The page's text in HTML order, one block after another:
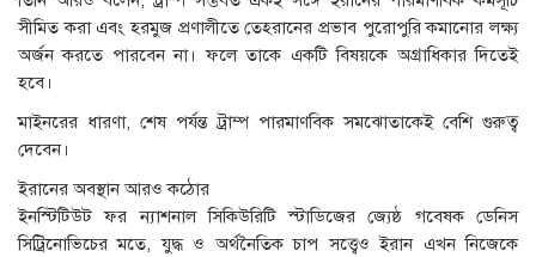
সীমিত করা এবং হরমুজ প্রণালীতে তেহরানের প্রভাব পুরোপুরি কমানোর লক্ষ্য
অর্জন করতে পারবেন না। ফলে তাকে একটি বিষয়কে অগ্রাধিকার দিতেই
হবে।
মাইনরের ধারণা, শেষ পর্যন্ত ট্রাম্প পারমাণবিক সমঝোতাকেই বেশি গুরুত্ব
দেবেন।
ইরানের অবস্থান আরও কঠোর
ইনস্টিটিউট ফর ন্যাশনাল সিকিউরিটি স্টাডিজের জ্যেষ্ঠ গবেষক ডেনিস
সিট্রিনোভিচের মতে, যুদ্ধ ও অর্থনৈতিক চাপ সত্ত্বেও ইরান এখন নিজেকে